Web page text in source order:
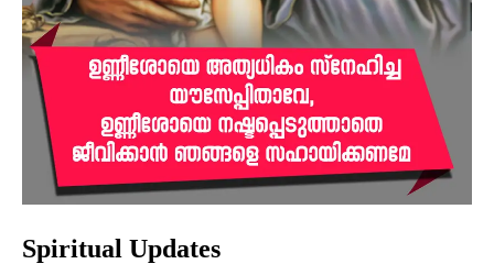
Spiritual Updates